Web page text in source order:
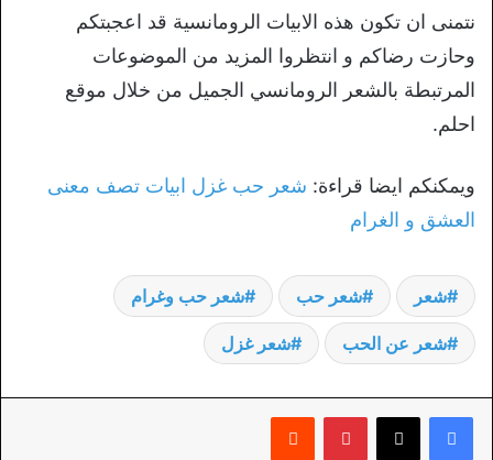
نتمنى ان تكون هذه الابيات الرومانسية قد اعجبتكم
وحازت رضاكم و انتظروا المزيد من الموضوعات
المرتبطة بالشعر الرومانسي الجميل من خلال موقع
احلم.
ويمكنكم ايضا قراءة: شعر حب غزل ابيات تصف معنى
العشق و الغرام
شعر شعر حب شعر حب وغرام
شعر عن الحب شعر غزل
بينتيريست